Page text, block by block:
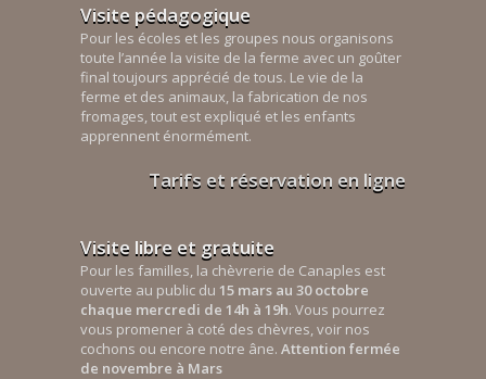
Visite pédagogique
Pour les écoles et les groupes nous organisons
toute l’année la visite de la ferme avec un goûter
final toujours apprécié de tous. Le vie de la
ferme et des animaux, la fabrication de nos
fromages, tout est expliqué et les enfants
apprennent énormément.
Tarifs et réservation en ligne
Visite libre et gratuite
Pour les familles, la chèvrerie de Canaples est
ouverte au public du 15 mars au 30 octobre
chaque mercredi de 14h à 19h. Vous pourrez
vous promener à coté des chèvres, voir nos
cochons ou encore notre âne. Attention fermée
de novembre à Mars